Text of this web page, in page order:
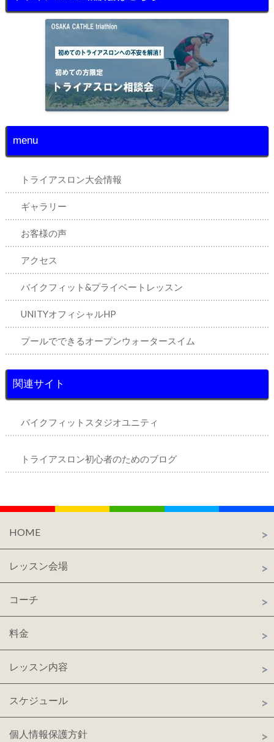
menu
トライアスロン大会情報
ギャラリー
お客様の声
アクセス
バイクフィット&プライベートレッスン
UNITYオフィシャルHP
プールでできるオープンウォータースイム
関連サイト
バイクフィットスタジオユニティ
トライアスロン初心者のためのブログ
HOME
レッスン会場
コーチ
料金
レッスン内容
スケジュール
個人情報保護方針